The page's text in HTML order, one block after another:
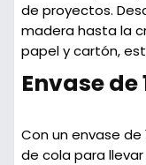
de proyectos.
madera hasta la
papel y cartón,
Envase de
Con un envase
de cola para